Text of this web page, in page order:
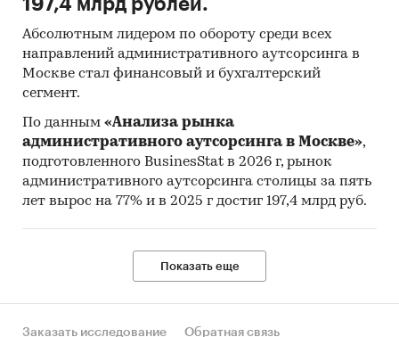
197,4 млрд рублей.
Абсолютным лидером по обороту среди всех
направлений административного аутсорсинга в
Москве стал финансовый и бухгалтерский
сегмент.
По данным «Анализа рынка
административного аутсорсинга в Москве»,
подготовленного BusinesStat в 2026 г, рынок
административного аутсорсинга столицы за пять
лет вырос на 77% и в 2025 г достиг 197,4 млрд руб.
Показать еще
Заказать исследование Обратная связь